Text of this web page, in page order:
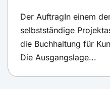
Der AuftragIn einem
selbstständige
die Buchhaltung für
Die Ausgangslage...